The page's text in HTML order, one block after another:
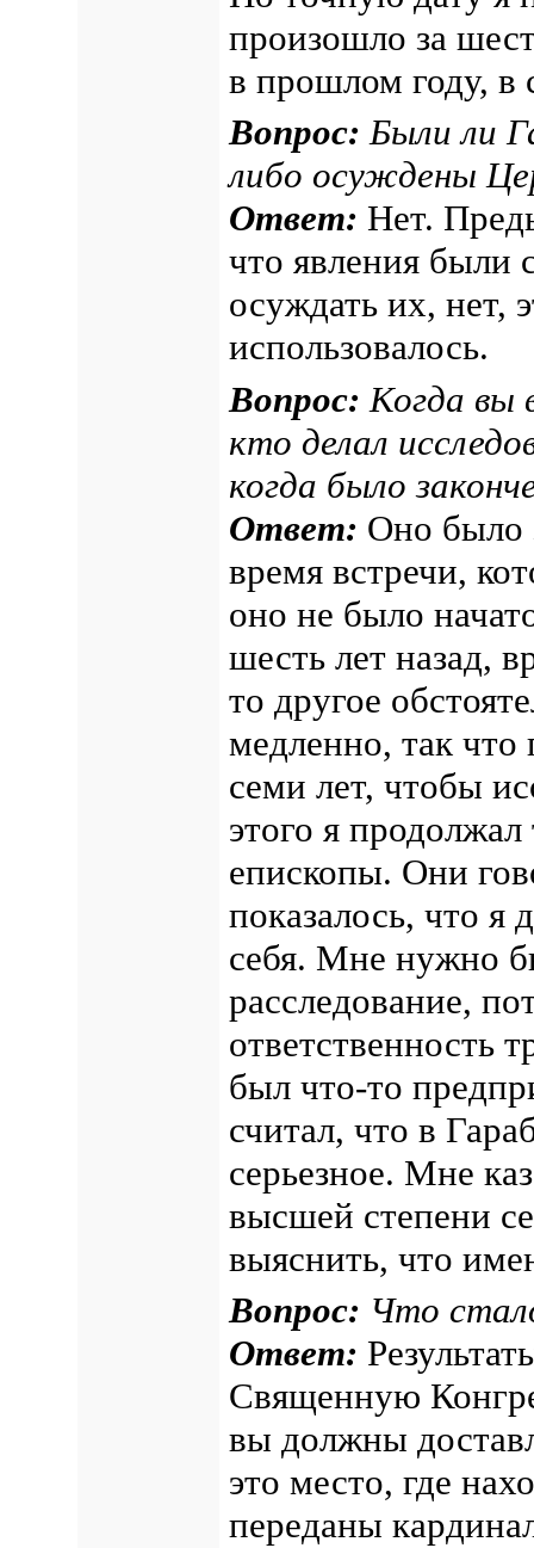
произошло за
в прошлом году, в
Вопрос: Были ли
либо осуждены
Ответ: Нет.
что явления были
осуждать их, нет,
использовалось.
Вопрос: Когда вы
кто делал
когда было
Ответ: Оно было
время встречи,
оно не было
шесть лет назад,
то другое
медленно, так что
семи лет, чтобы
этого я
епископы. Они
показалось, что я
себя. Мне нужно
расследование,
ответственность
был что-то
считал, что в
серьезное. Мне
высшей степени
выяснить, что
Вопрос: Что
Ответ:
Священную
вы должны
это место, где
переданы